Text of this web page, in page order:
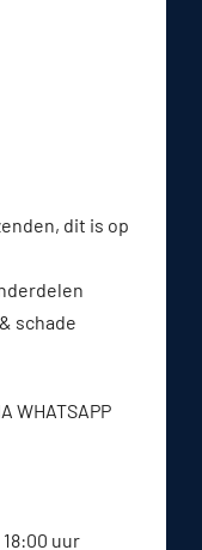
dit is op
schade
WHATSAPP
uur